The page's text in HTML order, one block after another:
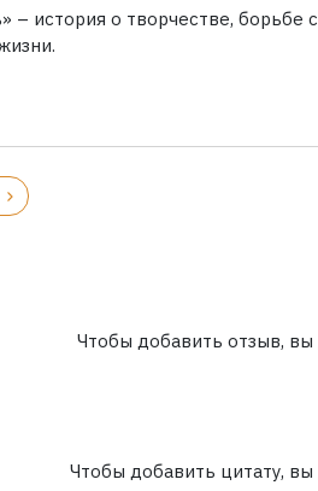
– история о творчестве, борьбе с
Чтобы добавить отзыв,
Чтобы добавить цитату,